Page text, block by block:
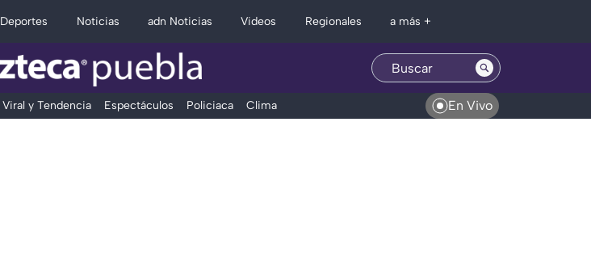
Deportes Noticias adn Noticias Videos Regionales a más +
Viral y Tendencia Espectáculos Policiaca Clima En Vivo